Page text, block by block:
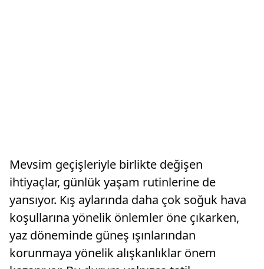
Mevsim geçişleriyle birlikte değişen
ihtiyaçlar, günlük yaşam rutinlerine de
yansıyor. Kış aylarında daha çok soğuk hava
koşullarına yönelik önlemler öne çıkarken,
yaz döneminde güneş ışınlarından
korunmaya yönelik alışkanlıklar önem